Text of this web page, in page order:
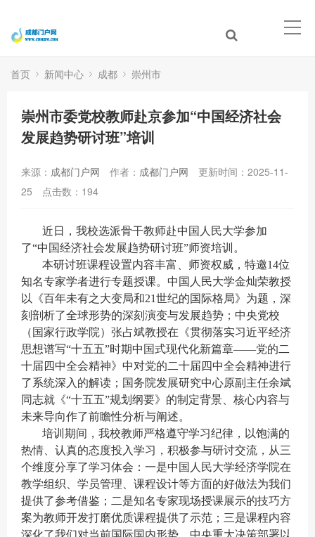
首页 新闻中心 成都 崇州市
崇州市委党校教师赴京参加“中国经济社会
发展趋势研讨班”培训
来源： 成都门户网 作者： 成都门户网
更新时间：2025-11-
25
点击数： 194
近日，我校选派骨干教师赴中国人民大学参加
了“中国经济社会发展趋势研讨班”师资培训。
本研讨班课程设置内容丰富、师资权威，特邀14位
知名专家学者进行专题授课。中国人民大学金灿荣教授
以《百年未有之大变局和21世纪的国际格局》为题，深
刻剖析了全球形势的深刻演变与发展趋势；中央党校
（国家行政学院）张占斌教授在《贯彻落实习近平经济
思想谱写“十五五”时期中国式现代化新篇章——党的二
十届四中全会精神》中对党的二十届四中全会精神进行
了系统深入的解读；国务院发展研究中心原副主任余斌
同志就《“十五五”规划纲要》的制定背景、核心内容与
未来导向作了前瞻性分析与阐述。
培训期间，我校教师严格遵守学习纪律，以饱满的
热情、认真的态度投入学习，积极参与研讨交流，从三
个维度分享了学习体会：一是中国人民大学经济学院在
教学组织、学员管理、课程设计等方面的好做法为我们
提供了参考借鉴；二是知名专家现场授课展示的技巧方
案为教师开发打磨优质课程提供了示范；三是课程内容
深化了我们对当前国际国内形势、中央重大决策部署以